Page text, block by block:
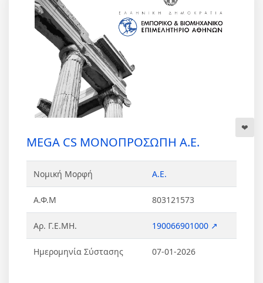
MEGA CS ΜΟΝΟΠΡΟΣΩΠΗ Α.Ε.
Νομική Μορφή Α.Ε.
Α.Φ.Μ 803121573
Αρ. Γ.Ε.ΜΗ. 190066901000 ↗
Ημερομηνία Σύστασης 07-01-2026